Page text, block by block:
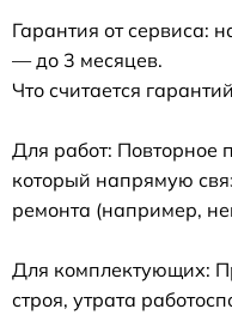
Гарантия от сервиса:
— до 3 месяцев.
Что считается
Для работ: Повторное
который напрямую
ремонта (например,
Для комплектующих:
строя, утрата